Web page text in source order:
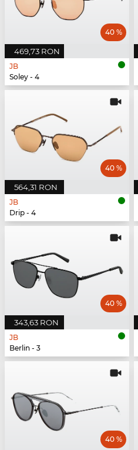
469,73 RON
40 %
JB
Soley - 4
564,31 RON
40 %
JB
Drip - 4
343,63 RON
40 %
JB
Berlin - 3
40 %